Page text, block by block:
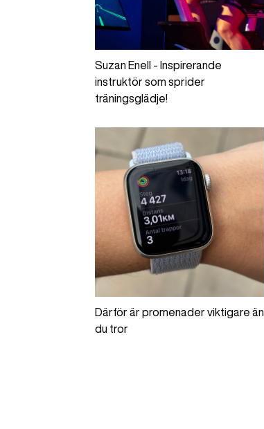
Suzan Enell - Inspirerande
instruktör som sprider
träningsglädje!
Därför är promenader viktigare än
du tror